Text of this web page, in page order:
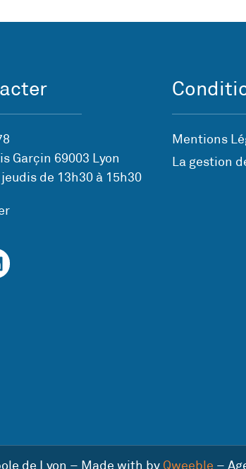
Garçin 69003 Lyon
de 13h30 à 15h30
Mentions
La gestion
de Lyon – Made with by Qweeble –